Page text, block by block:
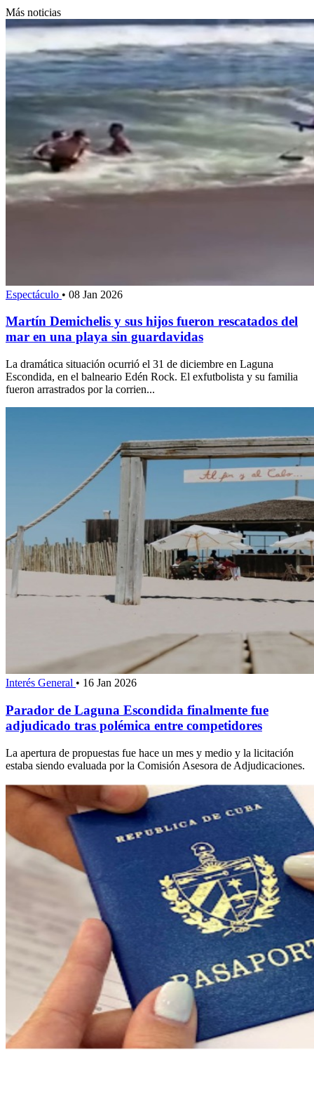
Más noticias
Espectáculo • 08 Jan 2026
Martín Demichelis y sus hijos fueron rescatados del
mar en una playa sin guardavidas
La dramática situación ocurrió el 31 de diciembre en Laguna
Escondida, en el balneario Edén Rock. El exfutbolista y su familia
fueron arrastrados por la corrien...
Interés General • 16 Jan 2026
Parador de Laguna Escondida finalmente fue
adjudicado tras polémica entre competidores
La apertura de propuestas fue hace un mes y medio y la licitación
estaba siendo evaluada por la Comisión Asesora de Adjudicaciones.